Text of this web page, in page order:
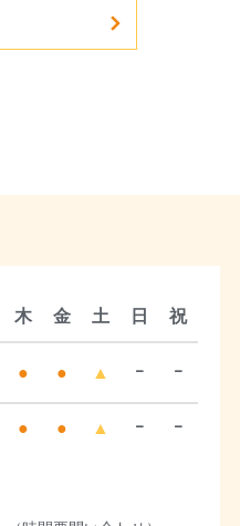
木 金 土 日 祝
● ● ▲ ｰ ｰ
● ● ▲ ｰ ｰ